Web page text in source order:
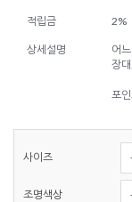
적립금 2%
상세설명
어
장
포
사이즈
조명색상